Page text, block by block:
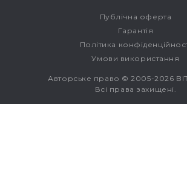
Публічна оферта
Гарантія
Політика
Умови використання
Авторське право © 2005-2026
Всі права захищені.